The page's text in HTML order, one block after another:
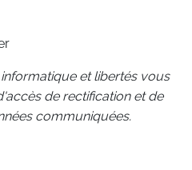
et libertés vous
de rectification et de
communiquées.